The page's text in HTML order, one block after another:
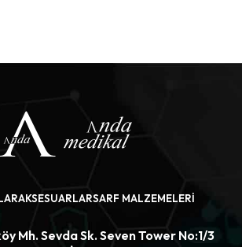
AKSESUARLARSARF MALZEMELERI
Mh. Sevda Sk. Seven Tower No:1/3